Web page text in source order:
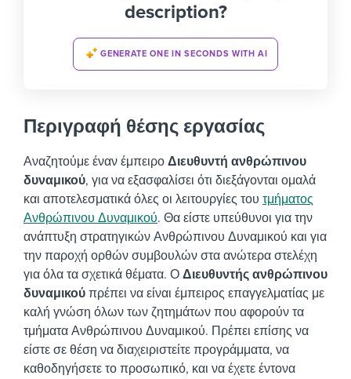
description?
GENERATE ONE IN SECONDS WITH AI
Περιγραφή θέσης εργασίας
Αναζητούμε έναν έμπειρο Διευθυντή ανθρώπινου
δυναμικού, για να εξασφαλίσει ότι διεξάγονται ομαλά
και αποτελεσματικά όλες οι λειτουργίες του τμήματος
Ανθρώπινου Δυναμικού. Θα είστε υπεύθυνοι για την
ανάπτυξη στρατηγικών Ανθρώπινου Δυναμικού και για
την παροχή ορθών συμβουλών στα ανώτερα στελέχη
για όλα τα σχετικά θέματα. Ο Διευθυντής ανθρώπινου
δυναμικού πρέπει να είναι έμπειρος επαγγελματίας με
καλή γνώση όλων των ζητημάτων που αφορούν τα
τμήματα Ανθρώπινου Δυναμικού. Πρέπει επίσης να
είστε σε θέση να διαχειριστείτε προγράμματα, να
καθοδηγήσετε το προσωπικό, και να έχετε έντονα